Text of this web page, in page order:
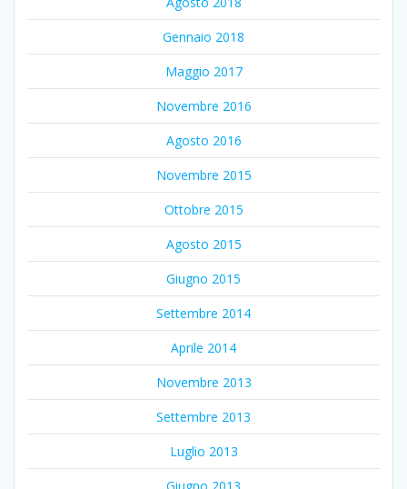
Gennaio 2018
Maggio 2017
Novembre 2016
Agosto 2016
Novembre 2015
Ottobre 2015
Agosto 2015
Giugno 2015
Settembre 2014
Aprile 2014
Novembre 2013
Settembre 2013
Luglio 2013